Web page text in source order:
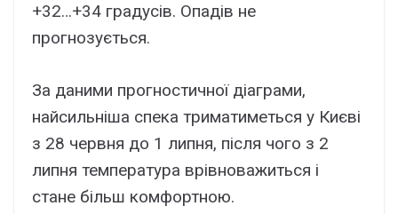
+32…+34 градусів. Опадів не
прогнозується.
За даними прогностичної діаграми,
найсильніша спека триматиметься у Києві
з 28 червня до 1 липня, після чого з 2
липня температура врівноважиться і
стане більш комфортною.